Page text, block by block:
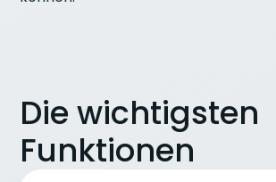
Die wichtigsten
Funktionen